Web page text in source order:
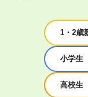
1・2歳
小学生
高校生